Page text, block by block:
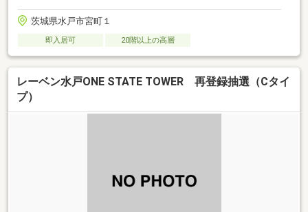
茨城県水戸市宮町１
即入居可 20階以上の高層
レーベン水戸ONE STATE TOWER 再登録抽選（Cタイ
プ）